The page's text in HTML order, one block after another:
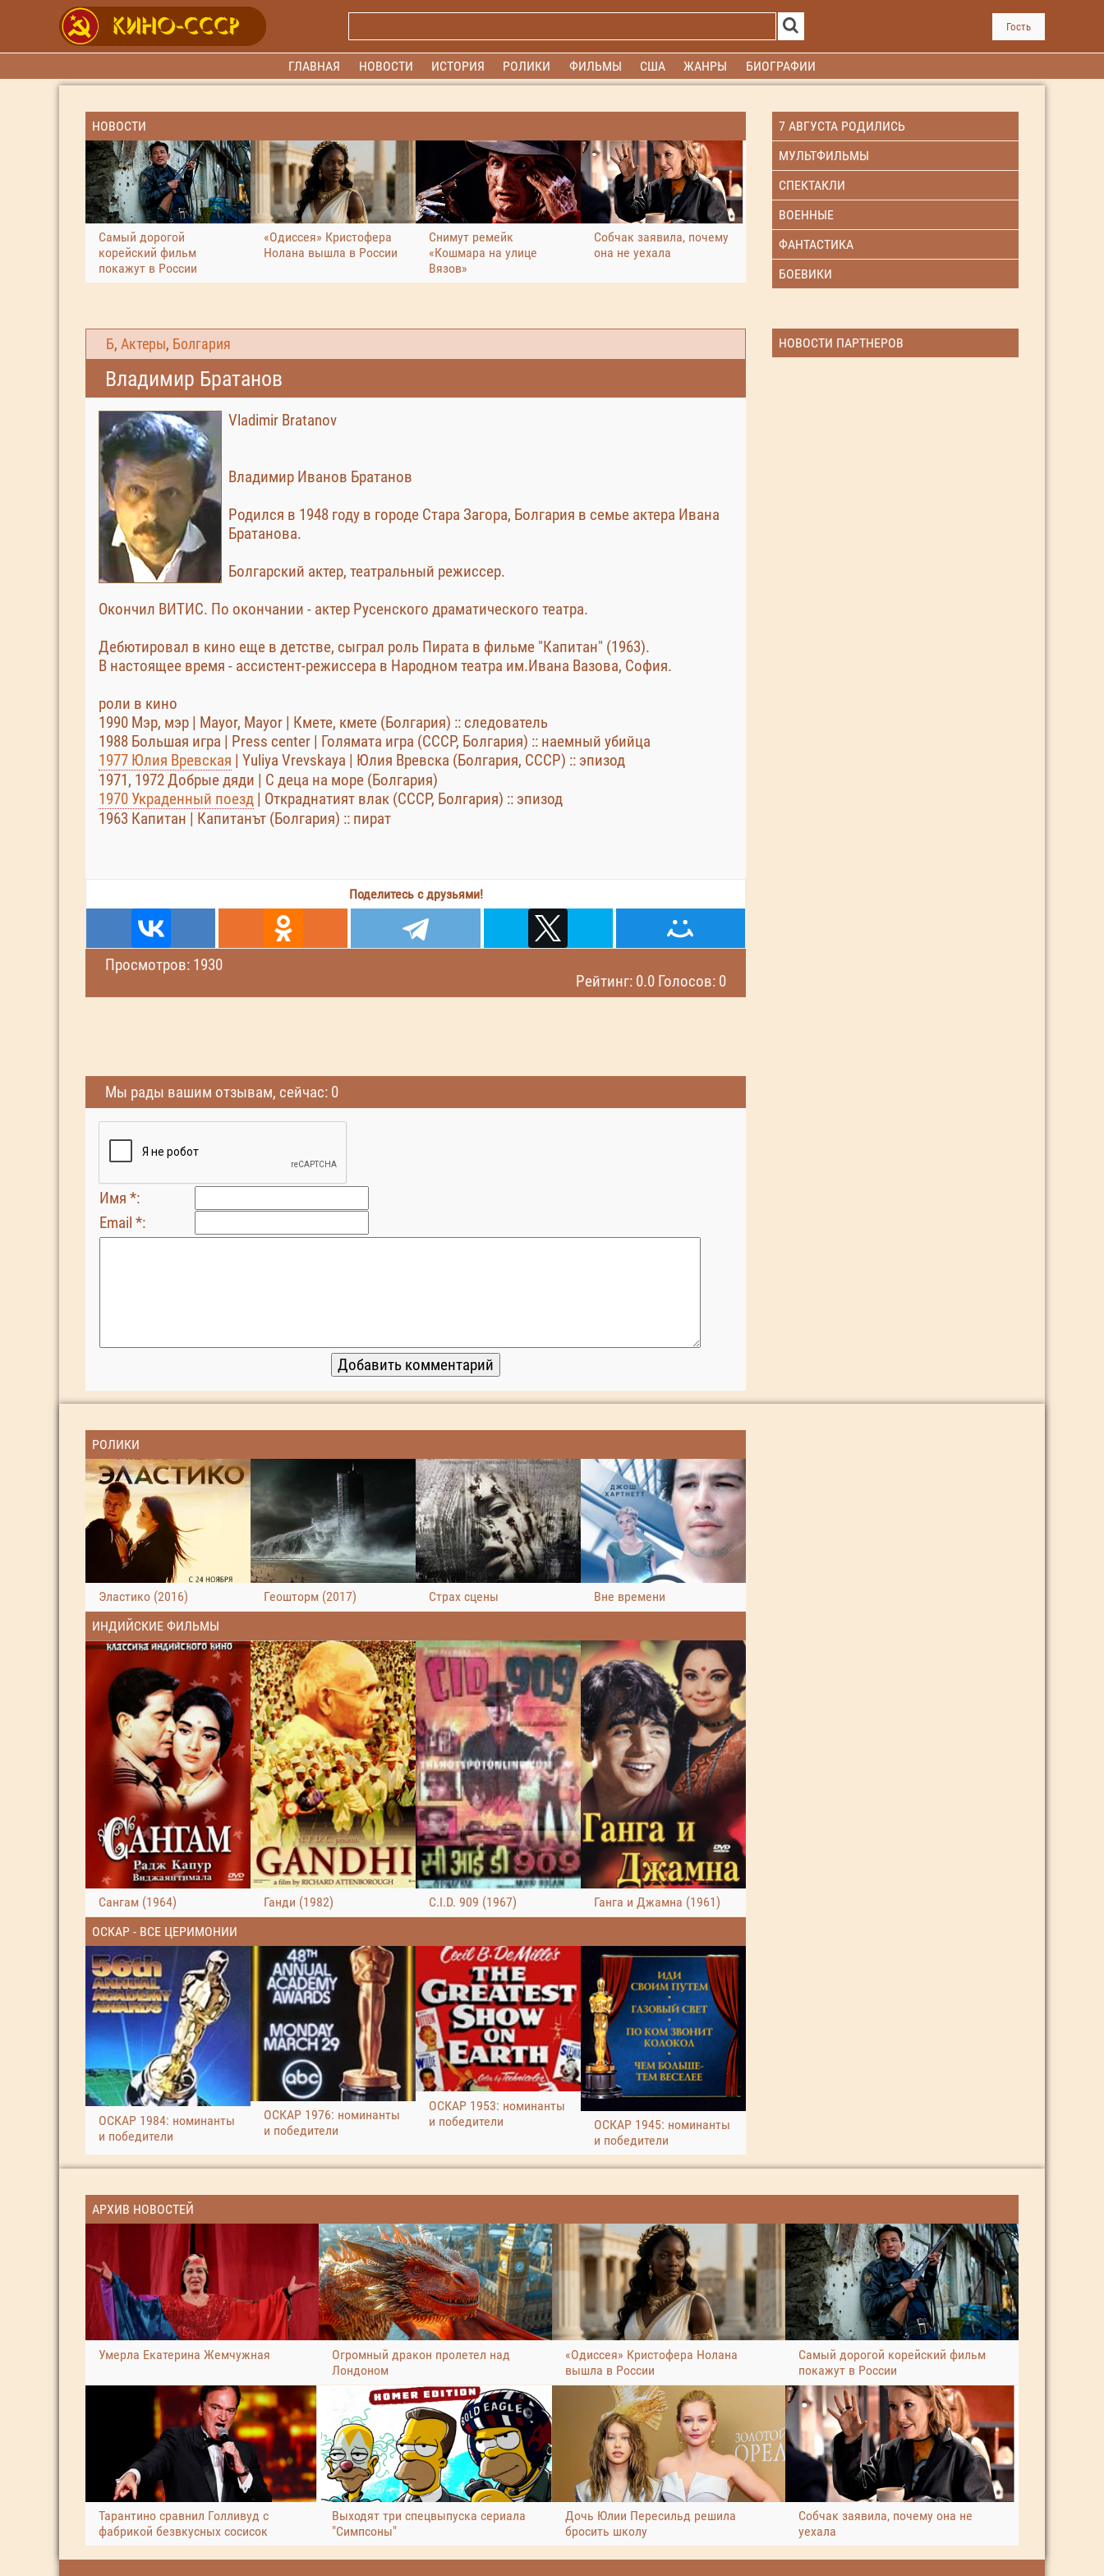
Гость
ГЛАВНАЯ НОВОСТИ ИСТОРИЯ РОЛИКИ ФИЛЬМЫ США ЖАНРЫ БИОГРАФИИ
НОВОСТИ
Самый дорогой
корейский фильм
покажут в России
«Одиссея» Кристофера
Нолана вышла в России
Снимут ремейк
«Кошмара на улице
Вязов»
Собчак заявила, почему
она не уехала
7 АВГУСТА РОДИЛИСЬ
МУЛЬТФИЛЬМЫ
СПЕКТАКЛИ
ВОЕННЫЕ
ФАНТАСТИКА
БОЕВИКИ
Б, Актеры, Болгария
Владимир Братанов
Vladimir Bratanov
Владимир Иванов Братанов
Родился в 1948 году в городе Стара Загора, Болгария в семье актера Ивана
Братанова.
Болгарский актер, театральный режиссер.
Окончил ВИТИС. По окончании - актер Русенского драматического театра.
Дебютировал в кино еще в детстве, сыграл роль Пирата в фильме "Капитан" (1963).
В настоящее время - ассистент-режиссера в Народном театра им.Ивана Вазова, София.
роли в кино
1990 Мэр, мэр | Mayor, Mayor | Кмете, кмете (Болгария) :: следователь
1988 Большая игра | Press center | Голямата игра (СССР, Болгария) :: наемный убийца
1977 Юлия Вревская | Yuliya Vrevskaya | Юлия Вревска (Болгария, СССР) :: эпизод
1971, 1972 Добрые дяди | С деца на море (Болгария)
1970 Украденный поезд | Откраднатият влак (СССР, Болгария) :: эпизод
1963 Капитан | Капитанът (Болгария) :: пират
Поделитесь с друзьями!
Просмотров: 1930
Рейтинг: 0.0 Голосов: 0
НОВОСТИ ПАРТНЕРОВ
Мы рады вашим отзывам, сейчас: 0
Имя *:
Email *:
РОЛИКИ
Эластико (2016) Геошторм (2017) Страх сцены
Вне времени
ИНДИЙСКИЕ ФИЛЬМЫ
Сангам (1964) Ганди (1982) C.I.D. 909 (1967)
Ганга и Джамна (1961)
ОСКАР - ВСЕ ЦЕРИМОНИИ
ОСКАР 1984: номинанты
и победители
ОСКАР 1976: номинанты
и победители
ОСКАР 1953: номинанты
и победители
ОСКАР 1945: номинанты
и победители
АРХИВ НОВОСТЕЙ
Умерла Екатерина Жемчужная
Огромный дракон пролетел над
Лондоном
«Одиссея» Кристофера Нолана
вышла в России
Самый дорогой корейский фильм
покажут в России
Тарантино сравнил Голливуд с
фабрикой безвкусных сосисок
Выходят три спецвыпуска сериала
"Симпсоны"
Дочь Юлии Пересильд решила
бросить школу
Собчак заявила, почему она не
уехала